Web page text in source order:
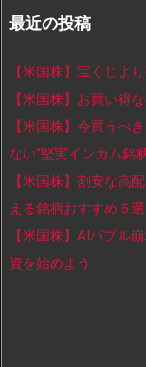
最近の投稿
【米国株】宝くじよ
【米国株】お買い得
【米国株】今買うべ
ない“堅実インカム銘
【米国株】割安な高
える銘柄おすすめ５選
【米国株】AIバブル
資を始めよう